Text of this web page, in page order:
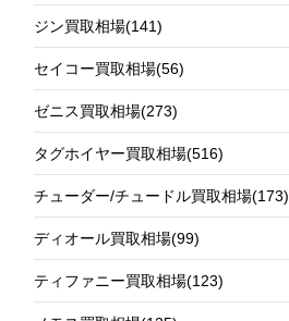
ジン買取相場(141)
セイコー買取相場(56)
ゼニス買取相場(273)
タグホイヤー買取相場(516)
チューダー/チュードル買取相場(173)
ディオール買取相場(99)
ティファニー買取相場(123)